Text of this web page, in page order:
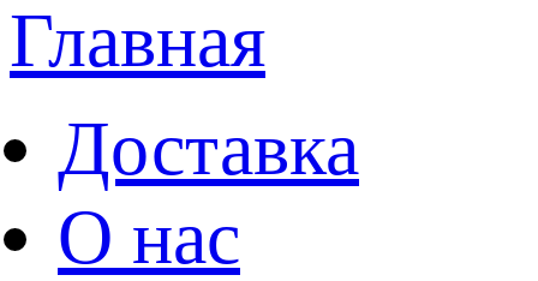
Главная
Доставка
О нас